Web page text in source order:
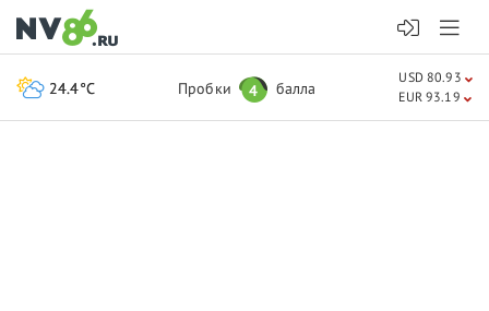
24.4°C Пробки 4 балла
USD 80.93
EUR 93.19